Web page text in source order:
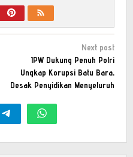
Next post
IPW Dukung Penuh Polri
Ungkap Korupsi Batu Bara,
Desak Penyidikan Menyeluruh